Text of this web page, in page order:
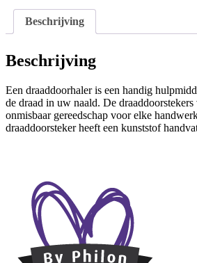
variaties.
Deze
optie
gekozen
worden
de
productpagina
Beschrijving
Beschrijving
Een draaddoorhaler is een handig
de draad in uw naald. De draaddoorstekers
onmisbaar gereedschap voor elke
draaddoorsteker heeft een kunststof